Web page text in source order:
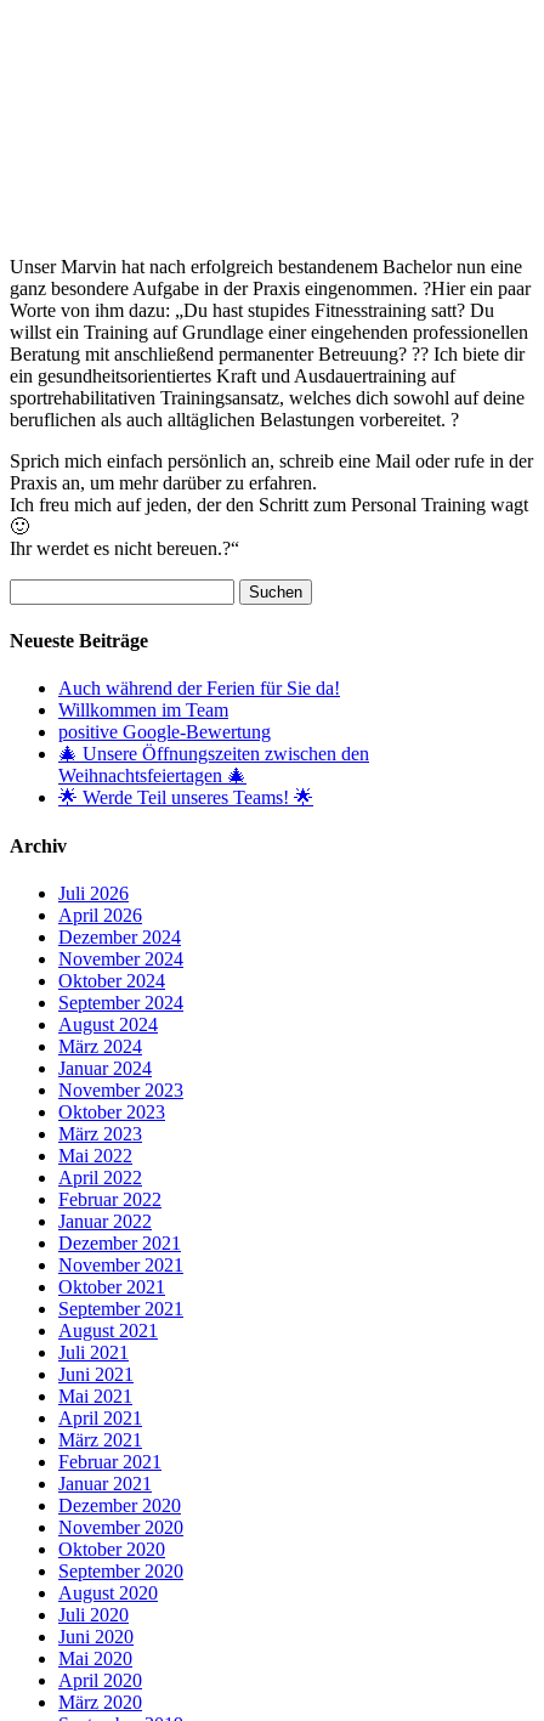
Unser Marvin hat nach erfolgreich bestandenem Bachelor nun eine
ganz besondere Aufgabe in der Praxis eingenommen. ?Hier ein paar
Worte von ihm dazu: „Du hast stupides Fitnesstraining satt? Du
willst ein Training auf Grundlage einer eingehenden professionellen
Beratung mit anschließend permanenter Betreuung? ?? Ich biete dir
ein gesundheitsorientiertes Kraft und Ausdauertraining auf
sportrehabilitativen Trainingsansatz, welches dich sowohl auf deine
beruflichen als auch alltäglichen Belastungen vorbereitet. ?
Sprich mich einfach persönlich an, schreib eine Mail oder rufe in der
Praxis an, um mehr darüber zu erfahren.
Ich freu mich auf jeden, der den Schritt zum Personal Training wagt
🙂
Ihr werdet es nicht bereuen.?“
nach:
Neueste Beiträge
Auch während der Ferien für Sie da!
Willkommen im Team
positive Google-Bewertung
🎄 Unsere Öffnungszeiten zwischen den
Weihnachtsfeiertagen 🎄
🌟 Werde Teil unseres Teams! 🌟
Archiv
Juli 2026
April 2026
Dezember 2024
November 2024
Oktober 2024
September 2024
August 2024
März 2024
Januar 2024
November 2023
Oktober 2023
März 2023
Mai 2022
April 2022
Februar 2022
Januar 2022
Dezember 2021
November 2021
Oktober 2021
September 2021
August 2021
Juli 2021
Juni 2021
Mai 2021
April 2021
März 2021
Februar 2021
Januar 2021
Dezember 2020
November 2020
Oktober 2020
September 2020
August 2020
Juli 2020
Juni 2020
Mai 2020
April 2020
März 2020